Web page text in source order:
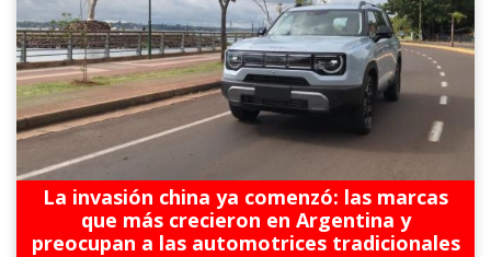
La invasión china ya comenzó: las marcas
que más crecieron en Argentina y
preocupan a las automotrices tradicionales